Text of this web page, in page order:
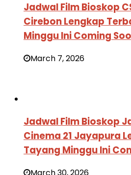
Jadwal Film Bioskop
Cirebon Lengkap
Minggu Ini Coming
March 7, 2026
Jadwal Film Bioskop
Cinema 21 Jayapura
Tayang Minggu Ini
March 30, 2026